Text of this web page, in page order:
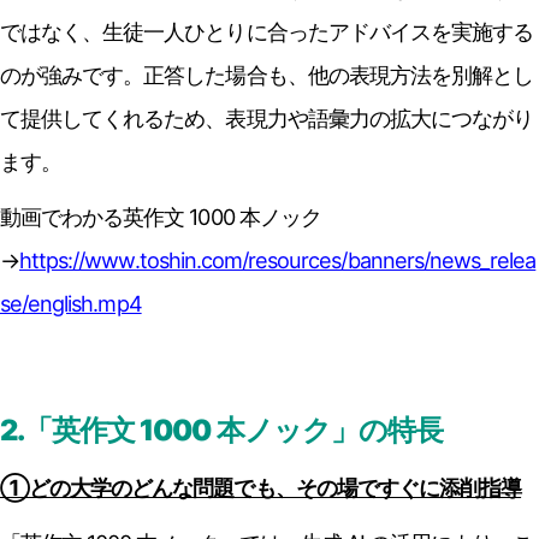
ではなく、生徒一人ひとりに合ったアドバイスを実施する
のが強みです。正答した場合も、他の表現方法を別解とし
て提供してくれるため、表現力や語彙力の拡大につながり
ます。
動画でわかる英作文 1000 本ノック
→https://www.toshin.com/resources/banners/news_relea
se/english.mp4
2.「英作文 1000 本ノック」の特長
①どの大学のどんな問題でも、その場ですぐに添削指導